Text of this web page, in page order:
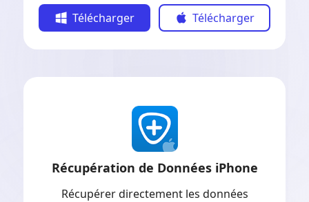
Télécharger Télécharger
Récupération de Données iPhone
Récupérer directement les données